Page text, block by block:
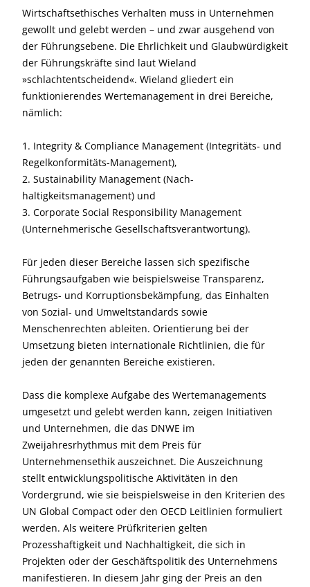
Wirtschaftsethisches Verhalten muss in Unternehmen
gewollt und gelebt werden – und zwar ausgehend von
der Führungsebene. Die Ehrlichkeit und Glaubwürdigkeit
der Führungskräfte sind laut Wieland
»schlachtentscheidend«. Wieland gliedert ein
funktionierendes Wertemanagement in drei Bereiche,
nämlich:
1. Integrity & Compliance Management (Integritäts- und
Regelkonformitäts-Management),
2. Sustainability Management (Nach­
haltigkeitsmanagement) und
3. Corporate Social Responsibility Management
(Unternehmerische Gesellschaftsverantwortung).
Für jeden dieser Bereiche lassen sich spezifische
Führungsaufgaben wie beispielsweise Transparenz,
Betrugs- und Korruptionsbekämpfung, das Einhalten
von Sozial- und Umweltstandards sowie
Menschenrechten ableiten. Orientierung bei der
Umsetzung bieten internationale Richtlinien, die für
jeden der genannten Bereiche existieren.
Dass die komplexe Aufgabe des Werte­managements
umgesetzt und gelebt werden kann, zeigen Initiativen
und Unternehmen, die das DNWE im
Zweijahresrhythmus mit dem Preis für
Unternehmensethik auszeichnet. Die Auszeichnung
stellt entwicklungspolitische Aktivitäten in den
Vordergrund, wie sie beispielsweise in den Kriterien des
UN Global Compact oder den OECD Leitlinien formuliert
werden. Als weitere Prüfkriterien gelten
Prozesshaftigkeit und Nachhaltigkeit, die sich in
Projekten oder der Geschäftspolitik des Unternehmens
manifestieren. In diesem Jahr ging der Preis an den